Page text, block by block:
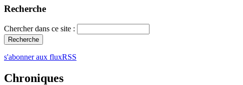
Recherche
Chercher dans ce site :
s'abonner aux fluxRSS
Chroniques